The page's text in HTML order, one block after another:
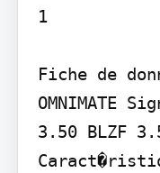
1
Fiche de
OMNIMATE
3.50 BLZF